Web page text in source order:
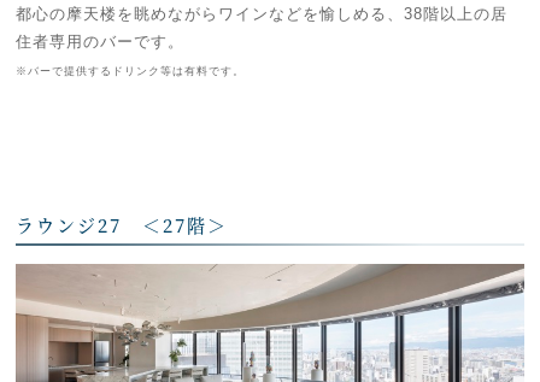
都心の摩天楼を眺めながらワインなどを愉しめる、38階以上の居
住者専用のバーです。
※バーで提供するドリンク等は有料です。
ラウンジ27 ＜27階＞